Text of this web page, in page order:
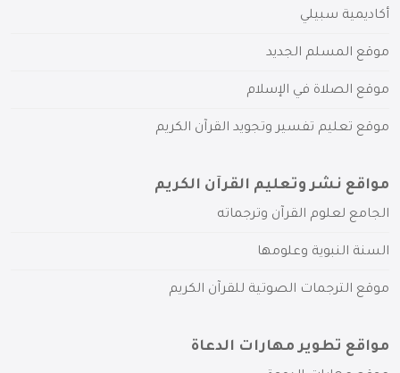
أكاديمية سبيلي
موقع المسلم الجديد
موقع الصلاة في الإسلام
موقع تعليم تفسير وتجويد القرآن الكريم
مواقع نشر وتعليم القرآن الكريم
الجامع لعلوم القرآن وترجماته
السنة النبوية وعلومها
موقع الترجمات الصوتية للقرآن الكريم
مواقع تطوير مهارات الدعاة